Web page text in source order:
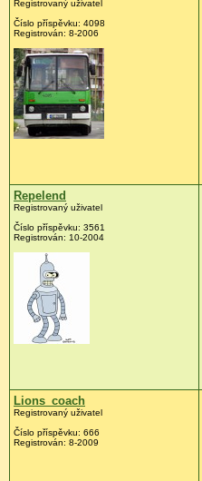
Registrovaný uživatel
Číslo příspěvku: 4098
Registrován: 8-2006
Repelend
Registrovaný uživatel
Číslo příspěvku: 3561
Registrován: 10-2004
Lions_coach
Registrovaný uživatel
Číslo příspěvku: 666
Registrován: 8-2009